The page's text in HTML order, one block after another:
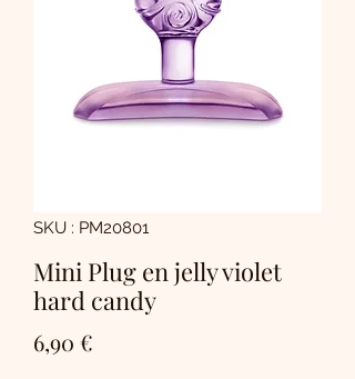
SKU : PM20801
Mini Plug en jelly violet
hard candy
6,90 €